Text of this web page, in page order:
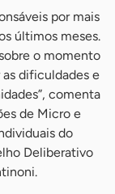
por mais
últimos meses.
o momento
dificuldades e
comenta
de Micro e
do
Deliberativo